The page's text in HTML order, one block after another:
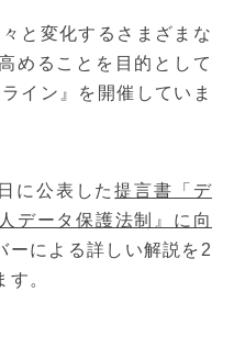
と変化するさまざまな
めることを目的として
イン』を開催していま
に公表した提言書「デ
データ保護法制』に向
ーによる詳しい解説を2
。